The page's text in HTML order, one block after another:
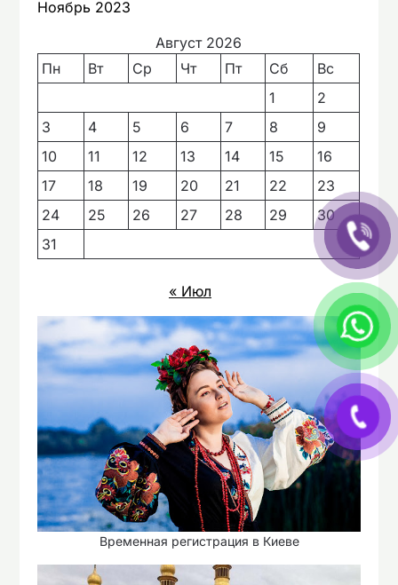
Ноябрь 2023
Август 2026
Пн
Вт Ср Чт Пт Сб
Вс
1
2
3
4 5 6 7 8
9
10
11 12 13 14 15
16
17
18 19 20 21 22
23
24
25 26 27 28 29
30
31
« Июл
Временная регистрация в Киеве